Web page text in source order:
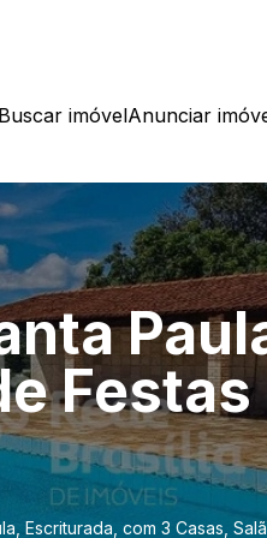
Buscar imóvelAnunciar
Escriturada, com 3 Casas,